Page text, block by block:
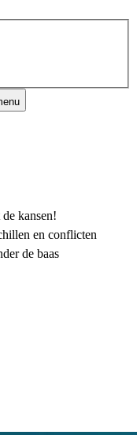
kansen!
en conflicten
de baas